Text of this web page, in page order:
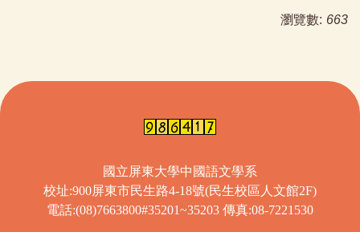
瀏覽數: 663
國立屏東大學中國語文學系
校址:900屏東市民生路4-18號(民生校區人文館2F)
電話:(08)7663800#35201~35203 傳真:08-7221530